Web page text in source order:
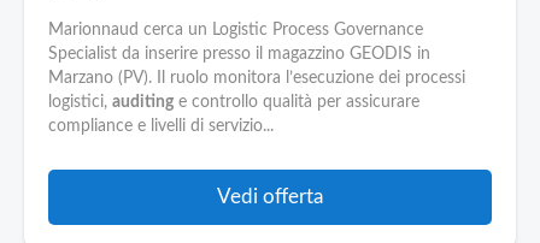
Marionnaud cerca un Logistic Process Governance
Specialist da inserire presso il magazzino GEODIS in
Marzano (PV). Il ruolo monitora l’esecuzione dei processi
logistici, auditing e controllo qualità per assicurare
compliance e livelli di servizio...
Vedi offerta